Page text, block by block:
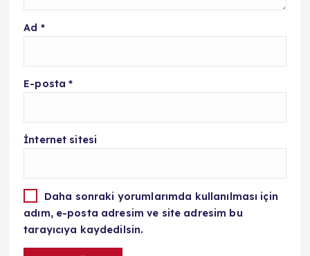
Ad *
E-posta*
İnternet sitesi
Daha sonraki yorumlarımda kullanılması için
adım, e-posta adresim ve site adresim bu
tarayıcıya kaydedilsin.